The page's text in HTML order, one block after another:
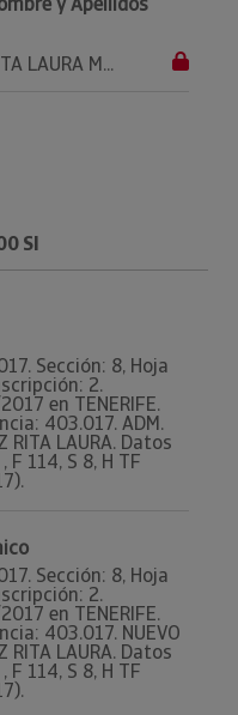
LAURA M...
Sl
Sección: 8, Hoja
2.
en TENERIFE.
403.017. ADM.
RITA LAURA. Datos
114, S 8, H TF
Sección: 8, Hoja
2.
en TENERIFE.
403.017. NUEVO
RITA LAURA. Datos
114, S 8, H TF